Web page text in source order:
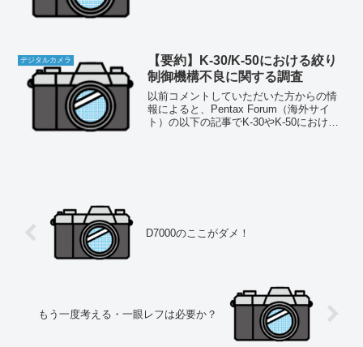
デジタルカメラ
【要約】K-30/K-50における絞り
制御機構不良に関する調査
以前コメントしていただいた方からの情
報によると、Pentax Forum（海外サイ
ト）の以下の記事でK-30やK-50における
D7000のここがダメ！
もう一度考える・一眼レフは必要か？